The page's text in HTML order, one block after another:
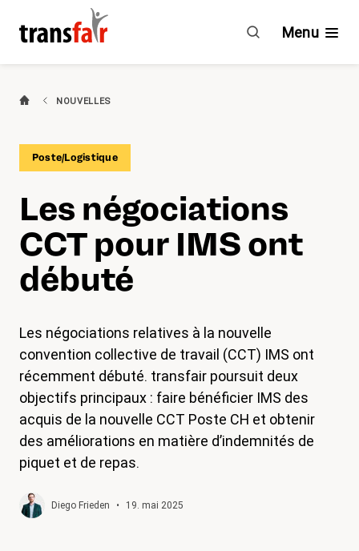
négociations
pour
Agenda
magazine
Shop
Contact
Initiative congé familial
Mon apprentissage. Mes droits.
Branches
Engagement
À propos de transfair
Avantages
Menu
NOUVELLES
Poste/Logistique
Les négociations
CCT pour IMS ont
débuté
Les négociations relatives à la nouvelle
convention collective de travail (CCT) IMS ont
récemment débuté. transfair poursuit deux
objectifs principaux : faire bénéficier IMS des
acquis de la nouvelle CCT Poste CH et obtenir
des améliorations en matière d’indemnités de
piquet et de repas.
Diego Frieden • 19. mai 2025